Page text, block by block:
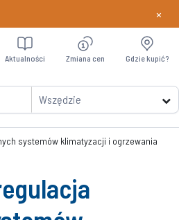
Dowiedz
×
Wszędzie
Aktualności Zmiana cen Gdzie kupić?
systemów klimatyzacji i ogrzewania